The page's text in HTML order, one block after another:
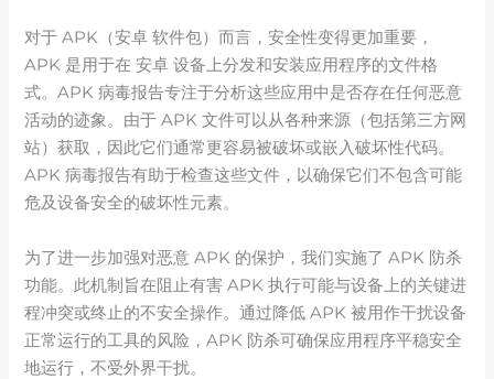
对于 APK（安卓 软件包）而言，安全性变得更加重要，
APK 是用于在 安卓 设备上分发和安装应用程序的文件格
式。APK 病毒报告专注于分析这些应用中是否存在任何恶意
活动的迹象。由于 APK 文件可以从各种来源（包括第三方网
站）获取，因此它们通常更容易被破坏或嵌入破坏性代码。
APK 病毒报告有助于检查这些文件，以确保它们不包含可能
危及设备安全的破坏性元素。
为了进一步加强对恶意 APK 的保护，我们实施了 APK 防杀
功能。此机制旨在阻止有害 APK 执行可能与设备上的关键进
程冲突或终止的不安全操作。通过降低 APK 被用作干扰设备
正常运行的工具的风险，APK 防杀可确保应用程序平稳安全
地运行，不受外界干扰。